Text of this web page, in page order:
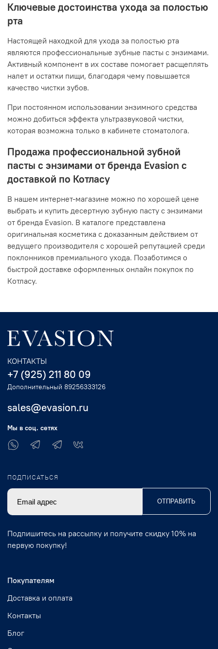
Ключевые достоинства ухода за полостью
рта
Настоящей находкой для ухода за полостью рта
являются профессиональные зубные пасты с энзимами.
Активный компонент в их составе помогает расщеплять
налет и остатки пищи, благодаря чему повышается
качество чистки зубов.
При постоянном использовании энзимного средства
можно добиться эффекта ультразвуковой чистки,
которая возможна только в кабинете стоматолога.
Продажа профессиональной зубной
пасты с энзимами от бренда Evasion с
доставкой по Котласу
В нашем интернет-магазине можно по хорошей цене
выбрать и купить десертную зубную пасту с энзимами
от бренда Evasion. В каталоге представлена
оригинальная косметика с доказанным действием от
ведущего производителя с хорошей репутацией среди
поклонников премиального ухода. Позаботимся о
быстрой доставке оформленных онлайн покупок по
Котласу.
Покупателям
Доставка и оплата
Контакты
Блог
КОНТАКТЫ
+7 (925) 211 80 09
Дополнительный 89256333126
sales@evasion.ru
Мы в соц. сетях
ПОДПИСАТЬСЯ
ОТПРАВИТЬ
Подпишитесь на рассылку и получите скидку 10% на
первую покупку!